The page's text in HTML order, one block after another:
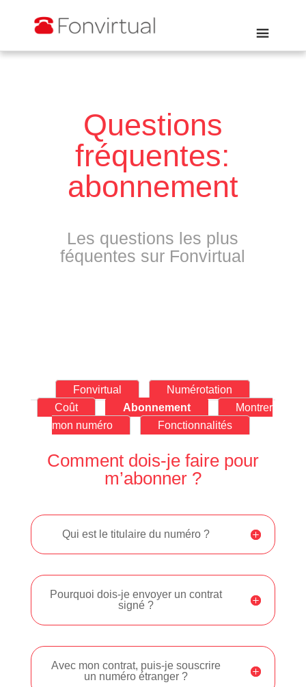
Questions
fréquentes:
abonnement
Les questions les plus
féquentes sur Fonvirtual
Fonvirtual
Numérotation
Coût
Abonnement
Montrer
mon numéro
Fonctionnalités
Comment dois-je faire pour
m’abonner ?
Qui est le titulaire du numéro ?
Pourquoi dois-je envoyer un contrat
signé ?
Avec mon contrat, puis-je souscrire
un numéro étranger ?